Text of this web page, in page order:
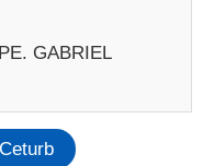
GABRIEL